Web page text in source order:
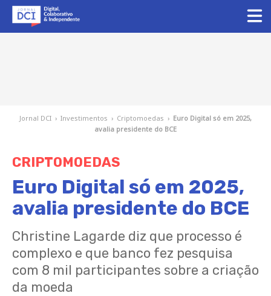
Jornal DCI › Investimentos › Criptomoedas › Euro Digital só em 2025,
avalia presidente do BCE
CRIPTOMOEDAS
Euro Digital só em 2025,
avalia presidente do BCE
Christine Lagarde diz que processo é
complexo e que banco fez pesquisa
com 8 mil participantes sobre a criação
da moeda